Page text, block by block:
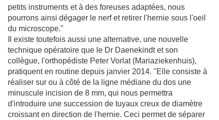
petits instruments et à des foreuses adaptées, nous
pourrons ainsi dégager le nerf et retirer l'hernie sous l'oeil
du microscope."
Il existe toutefois aussi une alternative, une nouvelle
technique opératoire que le Dr Daenekindt et son
collègue, l'orthopédiste Peter Vorlat (Mariaziekenhuis),
pratiquent en routine depuis janvier 2014. "Elle consiste à
réaliser sur ou à côté de la ligne médiane du dos une
minuscule incision de 8 mm, qui nous permettra
d'introduire une succession de tuyaux creux de diamètre
croissant en direction de l'hernie. Ceci permet de séparer